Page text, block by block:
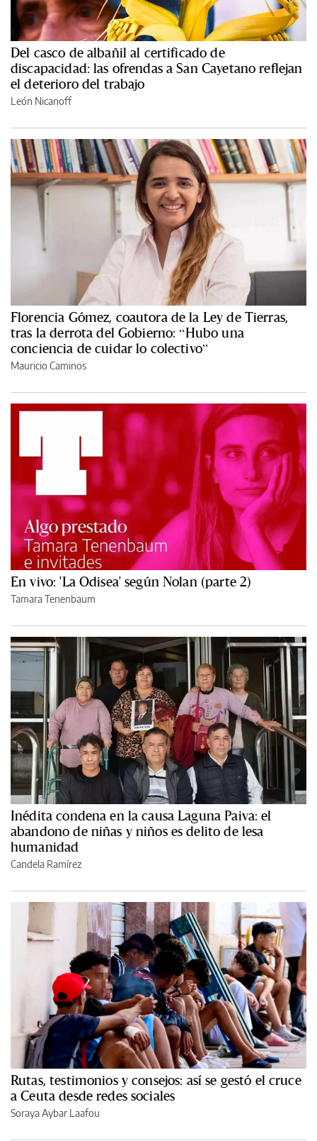
Del casco de albañil al certificado de
discapacidad: las ofrendas a San Cayetano reflejan
el deterioro del trabajo
León Nicanoff
Florencia Gómez, coautora de la Ley de Tierras,
tras la derrota del Gobierno: “Hubo una
conciencia de cuidar lo colectivo”
Mauricio Caminos
En vivo: 'La Odisea' según Nolan (parte 2)
Tamara Tenenbaum
Inédita condena en la causa Laguna Paiva: el
abandono de niñas y niños es delito de lesa
humanidad
Candela Ramírez
Rutas, testimonios y consejos: así se gestó el cruce
a Ceuta desde redes sociales
Soraya Aybar Laafou